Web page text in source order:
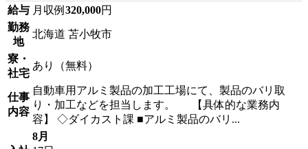
給与 月収例 320,000円
勤務
地
北海道 苫小牧市
寮・
社宅
あり（無料）
仕事
内容
自動車用アルミ製品の加工工場にて、製品のバリ取
り・加工などを担当します。 【具体的な業務内
容】 ◇ダイカスト課 ■アルミ製品のバリ...
8月